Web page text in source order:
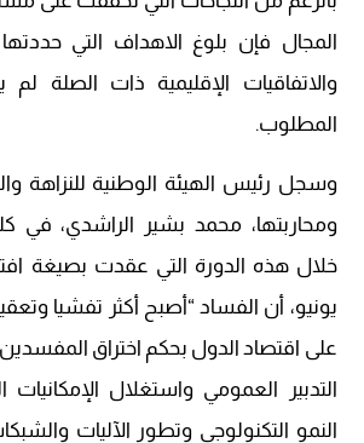
المجال فإن بلوغ الاهداف التي حددتها
والاتفاقيات الإقليمية ذات الصلة
المطلوب.
وسجل رئيس الهيئة الوطنية للنزاهة
ومحاربتها، محمد بشير الراشدي، في
يونيو، أن الفساد “أصبح أكثر تفشيا
على اقتصاد الدول بحكم اختراق
التدبير العمومي واستغلال الإمكانيات
النمو التكنولوجي وتطور الآليات